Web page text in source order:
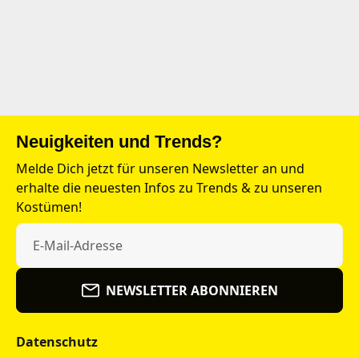
Neuigkeiten und Trends?
Melde Dich jetzt für unseren Newsletter an und
erhalte die neuesten Infos zu Trends & zu unseren
Kostümen!
NEWSLETTER ABONNIEREN
Datenschutz